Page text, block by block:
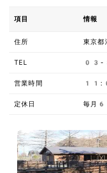
項目 情報
住所 東京
TEL
営業時間
定休日 毎月6